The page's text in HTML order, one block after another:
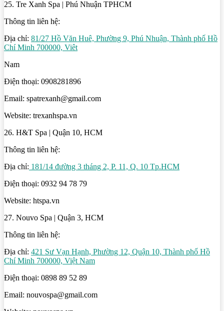
25. Tre Xanh Spa | Phú Nhuận TPHCM
Thông tin liên hệ:
Địa chỉ: 81/27 Hồ Văn Huê, Phường 9, Phú Nhuận, Thành phố Hồ
Chí Minh 700000, Viêt
Nam
Điện thoại: 0908281896
Email: spatrexanh@gmail.com
Website: trexanhspa.vn
26. H&T Spa | Quận 10, HCM
Thông tin liên hệ:
Địa chỉ: 181/14 đường 3 tháng 2, P. 11, Q. 10 Tp.HCM
Điện thoại: 0932 94 78 79
Website: htspa.vn
27. Nouvo Spa | Quận 3, HCM
Thông tin liên hệ:
Địa chỉ: 421 Sư Vạn Hạnh, Phường 12, Quận 10, Thành phố Hồ
Chí Minh 700000, Việt Nam
Điện thoại: 0898 89 52 89
Email: nouvospa@gmail.com